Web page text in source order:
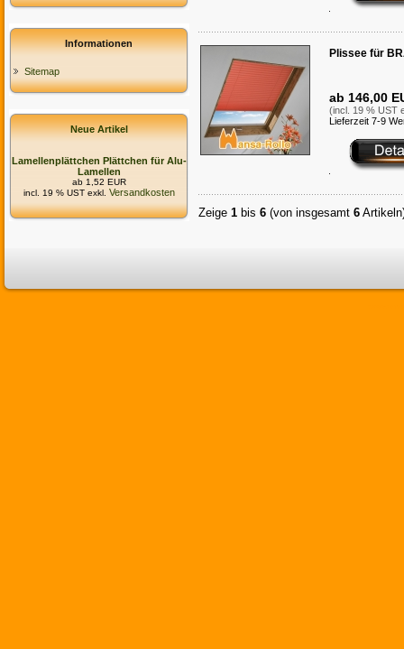
Informationen
Sitemap
Neue Artikel
Lamellenplättchen Plättchen für Alu-
Lamellen
ab 1,52 EUR
incl. 19 % UST exkl. Versandkosten
Plissee für
ab 146,00
(incl. 19 % UST
Lieferzeit 7-9
Zeige 1 bis 6 (von insgesamt 6